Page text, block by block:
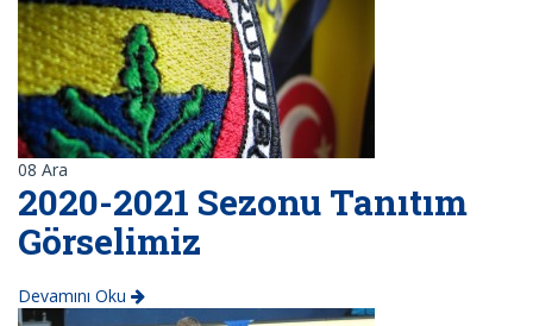
08 Ara
2020-2021 Sezonu Tanıtım
Görselimiz
Devamını Oku